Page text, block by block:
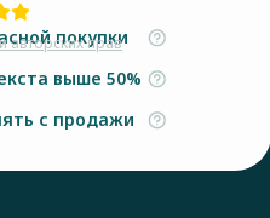
прав
покупки
выше 50%
с продажи